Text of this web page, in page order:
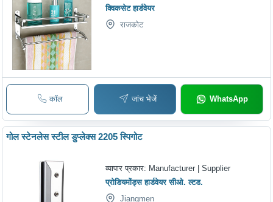
क्विकसेट हार्डवेयर
राजकोट
कॉल जांच भेजें WhatsApp
गोल स्टेनलेस स्टील डुप्लेक्स 2205 स्पिगोट
व्यापार प्रकार: Manufacturer | Supplier
प्रोडियमोंड्स हार्डवेयर सीओ. ल्टड.
Jiangmen